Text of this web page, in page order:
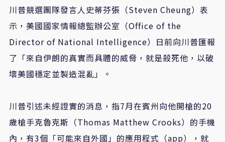
川普競選團隊發言人史蒂芬張（Steven Cheung）表
示，美國國家情報總監辦公室（Office of the
Director of National Intelligence）日前向川普匯報
了「來自伊朗的真實而具體的威脅，就是殺死他，以破
壞美國穩定並製造混亂」。
川普引述未經證實的消息，指7月在賓州向他開槍的20
歲槍手克魯克斯（Thomas Matthew Crooks）的手機
內，有3個「可能來自外國」的應用程式（app），就